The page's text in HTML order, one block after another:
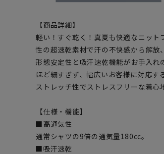
【商品詳細】
軽い！すぐ乾く！真夏も快適なニッ
性の超速乾素材で汗の不快感から解
形態安定性と吸汗速乾機能がお手入
ほど細すぎず、幅広いお客様に対応す
ストレッチ性でストレスフリーな着
【仕様・機能】
■高通気性
通常シャツの9倍の通気量180cc。
■吸汗速乾